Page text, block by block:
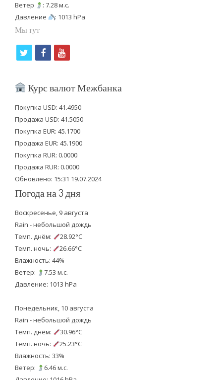
Ветер
: 7.28 м.с.
Давление
: 1013 hPa
Мы тут
i
t
e
r
f
c
b
o
o
k
y
u
u
b
e
Курс валют Межбанка
Покупка USD: 41.4950
Продажа USD: 41.5050
Покупка EUR: 45.1700
Продажа EUR: 45.1900
Покупка RUR: 0.0000
Продажа RUR: 0.0000
Обновлено: 15:31 19.07.2024
Погода на 3 дня
Воскресенье, 9 августа
Rain - небольшой дождь
Темп. днём:
28.92°C
Темп. ночь:
26.66°C
Влажность: 44%
Ветер:
7.53 м.с.
Давление: 1013 hPa
Понедельник, 10 августа
Rain - небольшой дождь
Темп. днём:
30.96°C
Темп. ночь:
25.23°C
Влажность: 33%
Ветер:
6.46 м.с.